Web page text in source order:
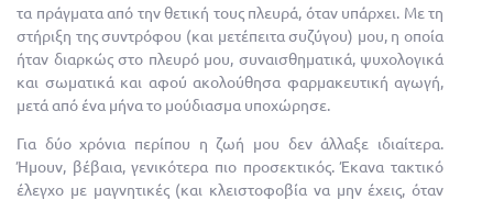
τα πράγματα από την θετική τους πλευρά, όταν υπάρχει. Με τη
στήριξη της συντρόφου (και μετέπειτα συζύγου) μου, η οποία
ήταν διαρκώς στο πλευρό μου, συναισθηματικά, ψυχολογικά
και σωματικά και αφού ακολούθησα φαρμακευτική αγωγή,
μετά από ένα μήνα το μούδιασμα υποχώρησε.
Για δύο χρόνια περίπου η ζωή μου δεν άλλαξε ιδιαίτερα.
Ήμουν, βέβαια, γενικότερα πιο προσεκτικός. Έκανα τακτικό
έλεγχο με μαγνητικές (και κλειστοφοβία να μην έχεις, όταν